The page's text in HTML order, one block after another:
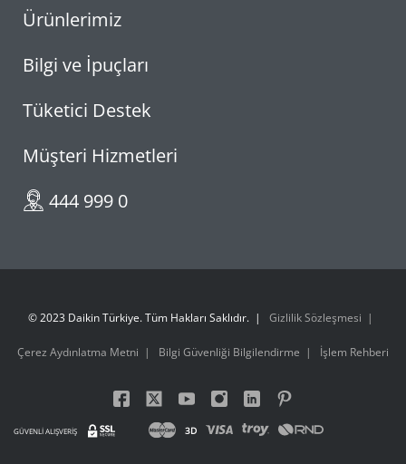
Ürünlerimiz
Bilgi ve İpuçları
Tüketici Destek
Müşteri Hizmetleri
444 999 0
© 2023 Daikin Türkiye. Tüm Hakları Saklıdır. Gizlilik Sözleşmesi
Çerez Aydınlatma Metni Bilgi Güvenliği Bilgilendirme İşlem Rehberi
GÜVENLİ ALIŞVERİŞ 3D